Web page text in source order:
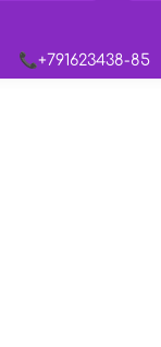
📞+791623438-85